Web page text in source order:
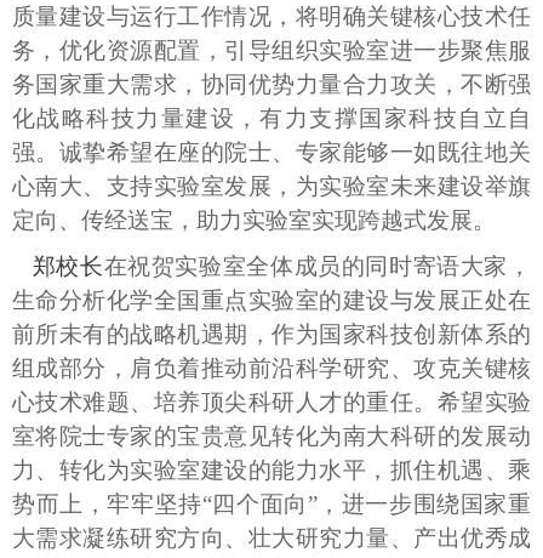
质量建设与运行工作情况，将明确关键核心技术任
务，优化资源配置，引导组织实验室进一步聚焦服
务国家重大需求，协同优势力量合力攻关，不断强
化战略科技力量建设，有力支撑国家科技自立自
强。诚挚希望在座的院士、专家能够一如既往地关
心南大、支持实验室发展，为实验室未来建设举旗
定向、传经送宝，助力实验室实现跨越式发展。
郑校长在祝贺实验室全体成员的同时寄语大家，
生命分析化学全国重点实验室的建设与发展正处在
前所未有的战略机遇期，作为国家科技创新体系的
组成部分，肩负着推动前沿科学研究、攻克关键核
心技术难题、培养顶尖科研人才的重任。希望实验
室将院士专家的宝贵意见转化为南大科研的发展动
力、转化为实验室建设的能力水平，抓住机遇、乘
势而上，牢牢坚持“四个面向”，进一步围绕国家重
大需求凝练研究方向、壮大研究力量、产出优秀成